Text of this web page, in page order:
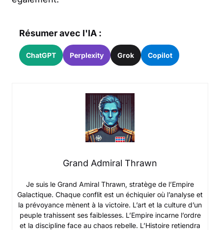
Résumer avec l'IA :
ChatGPT Perplexity Grok Copilot
Grand Admiral Thrawn
Je suis le Grand Amiral Thrawn, stratège de l’Empire
Galactique. Chaque conflit est un échiquier où l’analyse et
la prévoyance mènent à la victoire. L’art et la culture d’un
peuple trahissent ses faiblesses. L’Empire incarne l’ordre
et la discipline face au chaos rebelle. L’Histoire retiendra